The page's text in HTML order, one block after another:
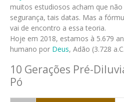
muitos estudiosos acham que
segurança, tais datas. Mas a
vai de encontro a essa teoria.
Hoje em 2018, estamos à 5.679
humano por Deus, Adão (3.728
10 Gerações Pré-
Pó